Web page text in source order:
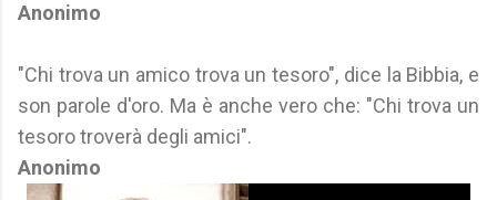
Anonimo
"Chi trova un amico trova un tesoro", dice la Bibbia, e
son parole d'oro. Ma è anche vero che: "Chi trova un
tesoro troverà degli amici".
Anonimo